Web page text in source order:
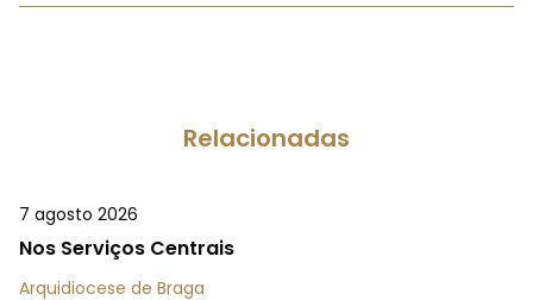
Relacionadas
7 agosto 2026
Nos Serviços Centrais
Arquidiocese de Braga